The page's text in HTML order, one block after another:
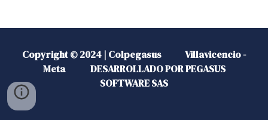
Copyright © 2024 | Colpegasus Villavicencio -
MetaDESARROLLADO PORPEGASUS
SOFTWARESAS